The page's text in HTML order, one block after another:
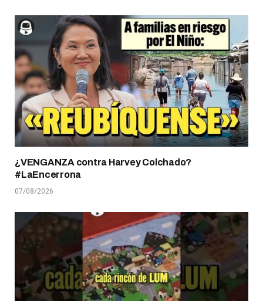
¿VENGANZA contra Harvey Colchado?
#LaEncerrona
07/08/2026